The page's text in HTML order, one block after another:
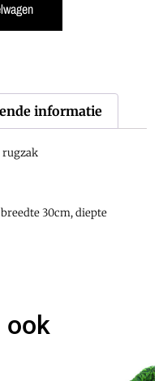
informatie
rugzak
30cm, diepte
ook